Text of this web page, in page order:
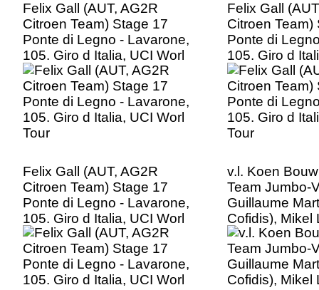
Felix Gall (AUT, AG2R
Citroen Team) Stage 17
Ponte di Legno - Lavarone,
105. Giro d Italia, UCI Worl
Tour
Felix Gall
Citroen Team)
Ponte di
105. Giro d
Tour
Felix Gall (AUT, AG2R
Citroen Team) Stage 17
Ponte di Legno - Lavarone,
105. Giro d Italia, UCI Worl
Tour
v.l. Koen
Team Jumbo-
Guillaume
Cofidis), Mikel
Bahrain -
17 Ponte di
Lavarone,
UCI Worl Tour